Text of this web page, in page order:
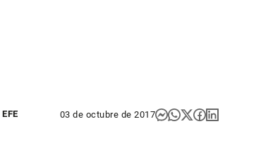
03 de octubre de 2017